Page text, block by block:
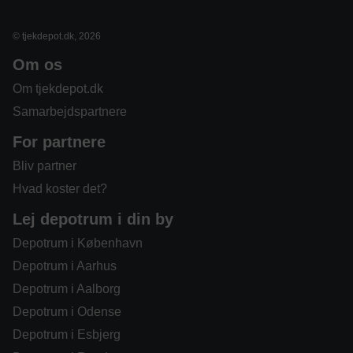
© tjekdepot.dk, 2026
Om os
Om tjekdepot.dk
Samarbejdspartnere
For partnere
Bliv partner
Hvad koster det?
Lej depotrum i din by
Depotrum i København
Depotrum i Aarhus
Depotrum i Aalborg
Depotrum i Odense
Depotrum i Esbjerg